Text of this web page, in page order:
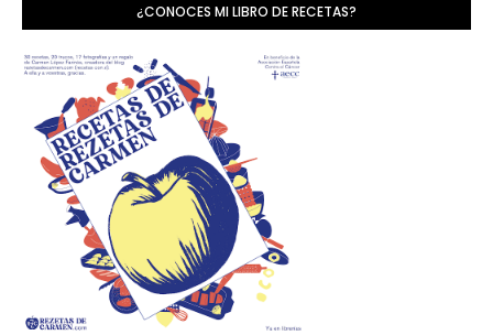
¿CONOCES MI LIBRO DE RECETAS?